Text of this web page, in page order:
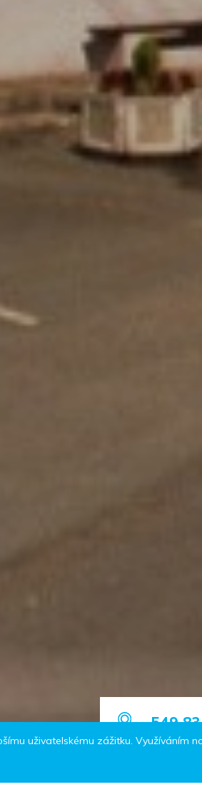
549
uživatelskému zážitku. Využíváním